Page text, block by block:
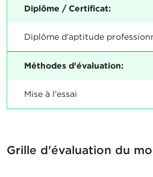
Diplôme / Certificat:
Diplôme d'aptitude
Méthodes d'évaluation:
Mise à l'essai
Grille d'évaluation du